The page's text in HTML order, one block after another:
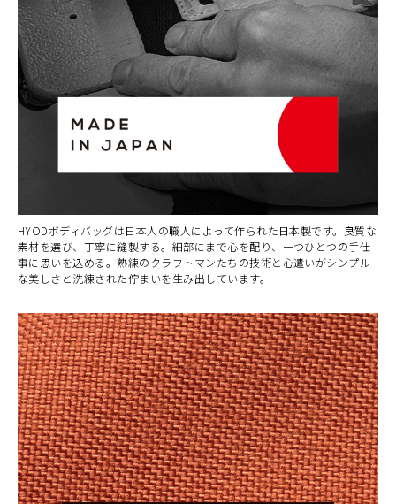
HYODボディバッグは日本人の職人によって作られた日本製です。良質な
素材を選び、丁寧に縫製する。細部にまで心を配り、一つひとつの手仕
事に思いを込める。熟練のクラフトマンたちの技術と心遣いがシンプル
な美しさと洗練された佇まいを生み出しています。
カラー・サイズ選択
BLACK
¥21,890 (税込)
カートに入れる
¥21,890
カートに入れる
BRICK
¥21,890
カートに入れる
CAMO
¥21,890(税込)
カートに入れる
NAVY(Air)
¥21,890(税込)
カートに入れる
RED
¥21,890(税込)
カートに入れる
ROYAL BLUE
¥21,890(税込)
カートに入れる